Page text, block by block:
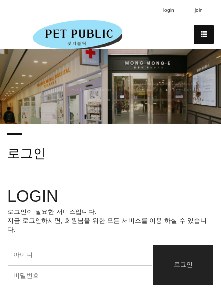
login join
We have created a awesome theme
Far far away,behind the word mountains, far from the countries
로그인
LOGIN
로그인이 필요한 서비스입니다.
지금 로그인하시면, 회원님을 위한 모든 서비스를 이용 하실 수 있습니
다.